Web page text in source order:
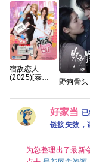
宿敌恋人
(2025)[泰剧]
野狗骨头
国语中字
1080P高
源分享
好家当
链接失效，
为您整理出了最新